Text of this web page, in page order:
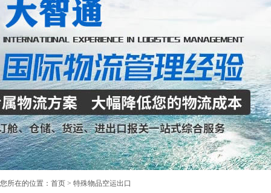
您所在的位置： 首页 > 特殊物品空运出口